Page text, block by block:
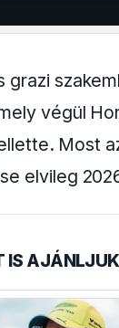
grazi
végül
Most
elvileg
IS AJÁNLJUK